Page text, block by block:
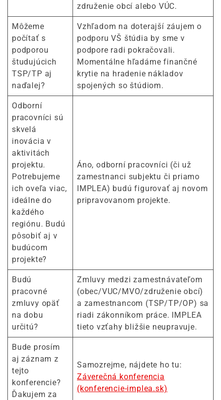
združenie obcí alebo VÚC.
Môžeme
počítať s
podporou
študujúcich
TSP/TP aj
naďalej?
Vzhľadom na doterajší záujem o
podporu VŠ štúdia by sme v
podpore radi pokračovali.
Momentálne hľadáme finančné
krytie na hradenie nákladov
spojených so štúdiom.
Odborní
pracovníci sú
skvelá
inovácia v
aktivitách
projektu.
Potrebujeme
ich oveľa viac,
ideálne do
každého
regiónu. Budú
pôsobiť aj v
budúcom
projekte?
Áno, odborní pracovníci (či už
zamestnanci subjektu či priamo
IMPLEA) budú figurovať aj novom
pripravovanom projekte.
Budú
pracovné
zmluvy opäť
na dobu
určitú?
Zmluvy medzi zamestnávateľom
(obec/VUC/MVO/združenie obcí)
a zamestnancom (TSP/TP/OP) sa
riadi zákonníkom práce. IMPLEA
tieto vzťahy bližšie neupravuje.
Bude prosím
aj záznam z
tejto
konferencie?
Ďakujem za
Samozrejme, nájdete ho tu:
Záverečná konferencia
(konferencie-implea.sk)